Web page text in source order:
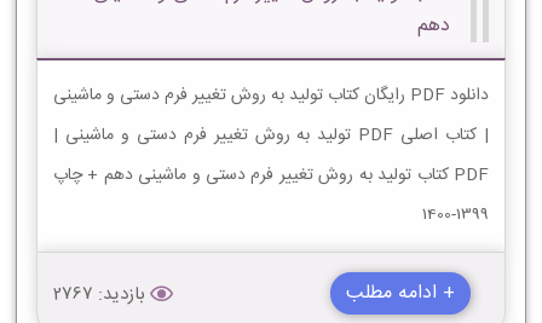
دهم
دانلود PDF رایگان کتاب تولید به روش تغییر فرم دستی و ماشینی
| کتاب اصلی PDF تولید به روش تغییر فرم دستی و ماشینی |
PDF کتاب تولید به روش تغییر فرم دستی و ماشینی دهم + چاپ
1399-1400
+ ادامه مطلب بازدید: 2767